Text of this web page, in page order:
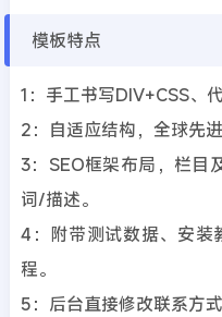
模板特点
1：手工书写DIV+CSS、
2：自适应结构，全球先
3：SEO框架布局，栏目
词/描述。
4：附带测试数据、安装
程。
5：后台直接修改联系方